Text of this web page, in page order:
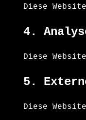
Diese
4.
Diese
5.
Diese